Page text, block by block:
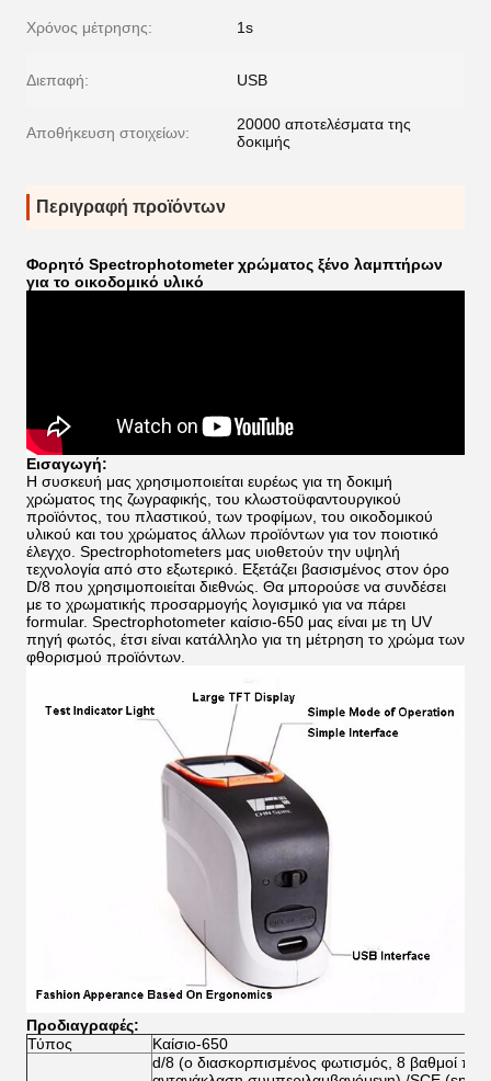
Χρόνος μέτρησης: 1s
Διεπαφή: USB
Αποθήκευση στοιχείων:
20000 αποτελέσματα της
δοκιμής
Περιγραφή προϊόντων
Φορητό Spectrophotometer χρώματος ξένο λαμπτήρων
για το οικοδομικό υλικό
Εισαγωγή:
Η συσκευή μας χρησιμοποιείται ευρέως για τη δοκιμή
χρώματος της ζωγραφικής, του κλωστοϋφαντουργικού
προϊόντος, του πλαστικού, των τροφίμων, του οικοδομικού
υλικού και του χρώματος άλλων προϊόντων για τον ποιοτικό
έλεγχο. Spectrophotometers μας υιοθετούν την υψηλή
τεχνολογία από στο εξωτερικό. Εξετάζει βασισμένος στον όρο
D/8 που χρησιμοποιείται διεθνώς. Θα μπορούσε να συνδέσει
με το χρωματικής προσαρμογής λογισμικό για να πάρει
formular. Spectrophotometer καίσιο-650 μας είναι με τη UV
πηγή φωτός, έτσι είναι κατάλληλο για τη μέτρηση το χρώμα των
φθορισμού προϊόντων.
Προδιαγραφές:
Τύπος
Καίσιο-650
d/8 (ο διασκορπισμένος φωτισμός, 8 βαθμοί